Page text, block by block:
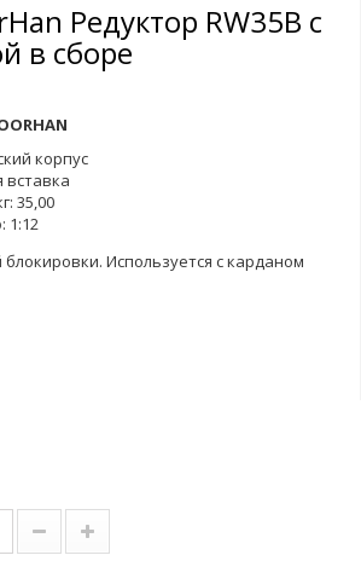
Редуктор RW35B с
в сборе
корпус
35,00
1:12
Используется с карданом